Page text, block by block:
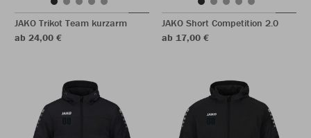
JAKO Trikot Team kurzarm
ab 24,00 €
JAKO Short Competition 2.0
ab 17,00 €